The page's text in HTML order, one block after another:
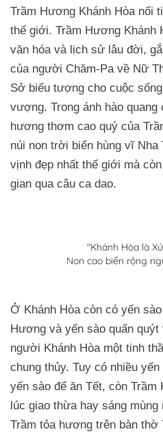
Trầm Hương Khánh Hòa nổi
thế giới. Trầm Hương Khánh
văn hóa và lịch sử lâu đời,
của người Chăm-Pa về Nữ
Sở biểu tượng cho cuộc
vượng. Trong ánh hào quang
hương thơm cao quý của
núi non trời biển hùng vĩ Nha
vịnh đẹp nhất thế giới mà
gian qua câu ca dao.
"Khánh Hòa là
Non cao biển rộng
Ở Khánh Hòa còn có yến
Hương và yến sào quấn
người Khánh Hòa một tinh
chung thủy. Tuy có nhiều
yến sào để ăn Tết, còn
lúc giao thừa hay sáng
Trầm tỏa hương trên bàn thờ